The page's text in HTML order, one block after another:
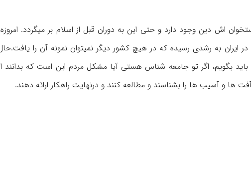
اش دین وجود دارد و حتی این به دوران قبل از اسلام بر میگردد.
ایران به رشدی رسیده که در هیچ کشور دیگر نمیتوان نمونه آن را
بگویم، اگر تو جامعه شناس هستی آیا مشکل مردم این است که بدانند
و آسیب ها را بشناسند و مطالعه کنند و درنهایت راهکار ارائه دهند.